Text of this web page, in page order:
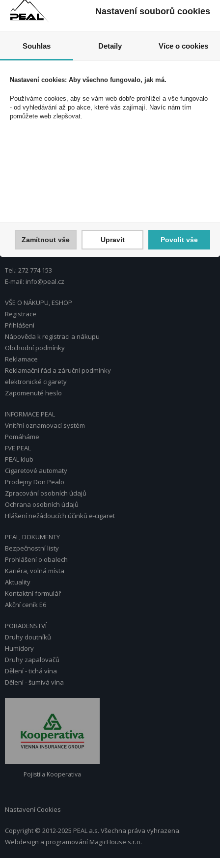
zákona. Tyto informace jsou podávány pouze pro osobní použití
a nemohou být jakkoliv kopírovány bez předchozího souhlasu
DonPealo ani bez řádného uvedení zdroje.
Jednoduše se přihlaste k odběru novinek a využijte
exkluzivních výhod!
101 00 Praha 10
Česká republika
Tel.: 272 774 153
E-mail: info@peal.cz
VŠE O NÁKUPU, ESHOP
Registrace
Přihlášení
Nápověda k registraci a nákupu
Obchodní podmínky
Reklamace
Reklamační řád a záruční podmínky
elektronické cigarety
Zapomenuté heslo
INFORMACE PEAL
Vnitřní oznamovací systém
Pomáháme
FVE PEAL
PEAL klub
Cigaretové automaty
Prodejny Don Pealo
Zpracování osobních údajů
Ochrana osobních údajů
Hlášení nežádoucích účinků e-cigaret
PEAL, DOKUMENTY
Bezpečnostní listy
Prohlášení o obalech
Kariéra, volná místa
Aktuality
Kontaktní formulář
Akční ceník E6
PORADENSTVÍ
Druhy doutníků
Humidory
Druhy zapalovačů
Dělení - tichá vína
Dělení - šumivá vína
Pojistila Kooperativa
Nastavení Cookies
Copyright © 2012-2025 PEAL a.s. Všechna práva vyhrazena.
Webdesign a programování MagicHouse s.r.o.
Nastavení souborů cookies
Souhlas Detaily Více o cookies
Nastavení cookies: Aby všechno fungovalo, jak má.
Používáme cookies, aby se vám web dobře prohlížel a vše fungovalo
- od vyhledávání až po akce, které vás zajímají. Navíc nám tím
pomůžete web zlepšovat.
Zamítnout vše Upravit Povolit vše